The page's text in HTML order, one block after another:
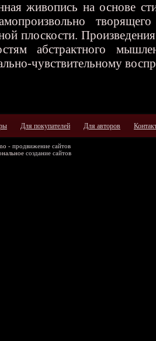
живопись на основе
плоскости.
абстрактного
чувствительному
Для покупателей Для авторов
- продвижение сайтов
создание сайтов